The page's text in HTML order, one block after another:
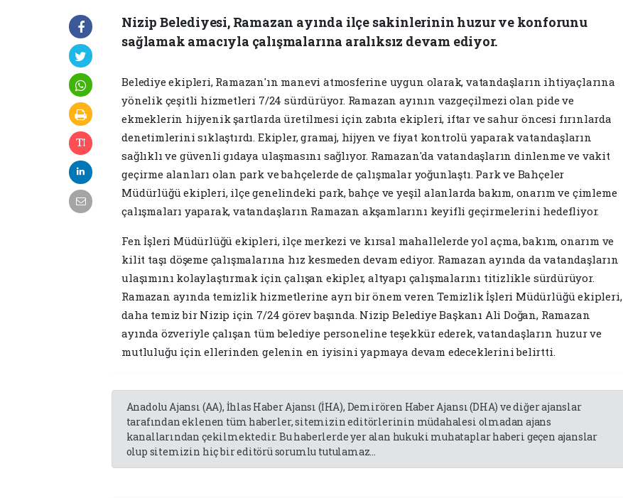
Nizip Belediyesi, Ramazan ayında ilçe sakinlerinin huzur ve konforunu
sağlamak amacıyla çalışmalarına aralıksız devam ediyor.
Belediye ekipleri, Ramazan'ın manevi atmosferine uygun olarak, vatandaşların ihtiyaçlarına
yönelik çeşitli hizmetleri 7/24 sürdürüyor. Ramazan ayının vazgeçilmezi olan pide ve
ekmeklerin hijyenik şartlarda üretilmesi için zabıta ekipleri, iftar ve sahur öncesi fırınlarda
denetimlerini sıklaştırdı. Ekipler, gramaj, hijyen ve fiyat kontrolü yaparak vatandaşların
sağlıklı ve güvenli gıdaya ulaşmasını sağlıyor. Ramazan'da vatandaşların dinlenme ve vakit
geçirme alanları olan park ve bahçelerde de çalışmalar yoğunlaştı. Park ve Bahçeler
Müdürlüğü ekipleri, ilçe genelindeki park, bahçe ve yeşil alanlarda bakım, onarım ve çimleme
çalışmaları yaparak, vatandaşların Ramazan akşamlarını keyifli geçirmelerini hedefliyor.
Fen İşleri Müdürlüğü ekipleri, ilçe merkezi ve kırsal mahallelerde yol açma, bakım, onarım ve
kilit taşı döşeme çalışmalarına hız kesmeden devam ediyor. Ramazan ayında da vatandaşların
ulaşımını kolaylaştırmak için çalışan ekipler, altyapı çalışmalarını titizlikle sürdürüyor.
Ramazan ayında temizlik hizmetlerine ayrı bir önem veren Temizlik İşleri Müdürlüğü ekipleri,
daha temiz bir Nizip için 7/24 görev başında. Nizip Belediye Başkanı Ali Doğan, Ramazan
ayında özveriyle çalışan tüm belediye personeline teşekkür ederek, vatandaşların huzur ve
mutluluğu için ellerinden gelenin en iyisini yapmaya devam edeceklerini belirtti.
Anadolu Ajansı (AA), İhlas Haber Ajansı (İHA), Demirören Haber Ajansı (DHA) ve diğer ajanslar
tarafından eklenen tüm haberler, sitemizin editörlerinin müdahalesi olmadan ajans
kanallarından çekilmektedir. Bu haberlerde yer alan hukuki muhataplar haberi geçen ajanslar
olup sitemizin hiç bir editörü sorumlu tutulamaz...